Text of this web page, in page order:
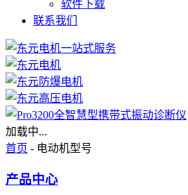
软件下载
联系我们
加载中...
首页 - 电动机型号
产品中心